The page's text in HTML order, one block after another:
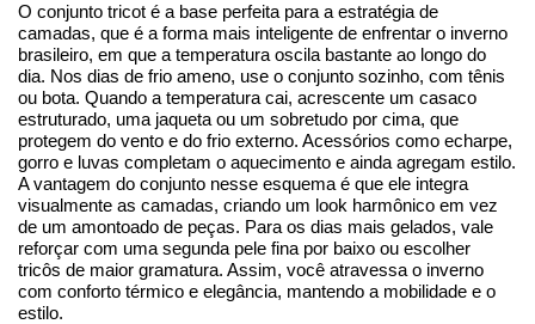
O conjunto tricot é a base perfeita para a estratégia de
camadas, que é a forma mais inteligente de enfrentar o inverno
brasileiro, em que a temperatura oscila bastante ao longo do
dia. Nos dias de frio ameno, use o conjunto sozinho, com tênis
ou bota. Quando a temperatura cai, acrescente um casaco
estruturado, uma jaqueta ou um sobretudo por cima, que
protegem do vento e do frio externo. Acessórios como echarpe,
gorro e luvas completam o aquecimento e ainda agregam estilo.
A vantagem do conjunto nesse esquema é que ele integra
visualmente as camadas, criando um look harmônico em vez
de um amontoado de peças. Para os dias mais gelados, vale
reforçar com uma segunda pele fina por baixo ou escolher
tricôs de maior gramatura. Assim, você atravessa o inverno
com conforto térmico e elegância, mantendo a mobilidade e o
estilo.